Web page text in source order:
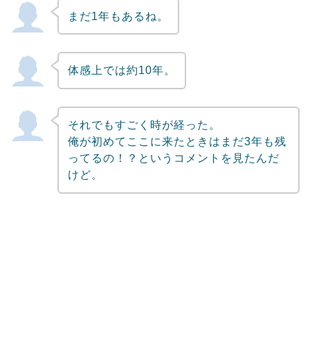
まだ1年もあるね。
体感上では約10年。
それでもすごく時が経った。
俺が初めてここに来たときはまだ3年も残
ってるの！？というコメントを見たんだ
けど。